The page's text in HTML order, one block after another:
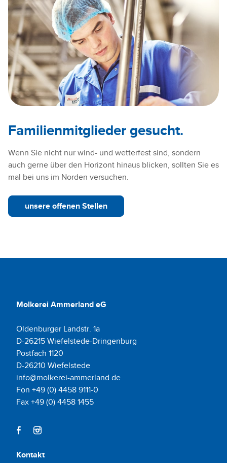
Familienmitglieder gesucht.
Wenn Sie nicht nur wind- und wetterfest sind, sondern
auch gerne über den Horizont hinaus blicken, sollten Sie es
mal bei uns im Norden versuchen.
unsere offenen Stellen
Molkerei Ammerland eG
Oldenburger Landstr. 1a
D-26215 Wiefelstede-Dringenburg
Postfach 1120
D-26210 Wiefelstede
info@molkerei-ammerland.de
Fon +49 (0) 4458 9111-0
Fax +49 (0) 4458 1455
Kontakt